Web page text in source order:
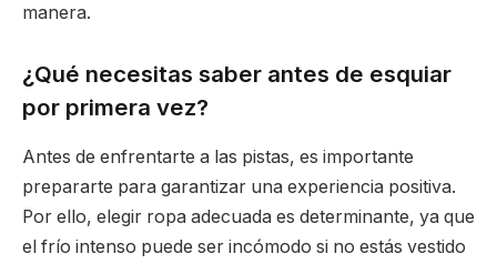
manera.
¿Qué necesitas saber antes de esquiar
por primera vez?
Antes de enfrentarte a las pistas, es importante
prepararte para garantizar una experiencia positiva.
Por ello, elegir ropa adecuada es determinante, ya que
el frío intenso puede ser incómodo si no estás vestido